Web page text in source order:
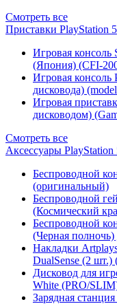
Смотреть все
Приставки PlayStation 5
Игровая консоль
(Япония) (CFI-
Игровая консоль
дисковода)
Игровая
дисководом)
Смотреть все
Аксессуары PlayStation
Беспроводной
(оригинальный)
Беспроводной
(Космический
Беспроводной
(Черная полночь)
Накладки
DualSense (2 шт.)
Дисковод для
White (PRO/
Зарядная